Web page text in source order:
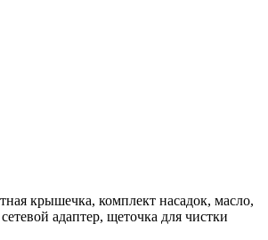
крышечка, комплект насадок, масло,
адаптер, щеточка для чистки